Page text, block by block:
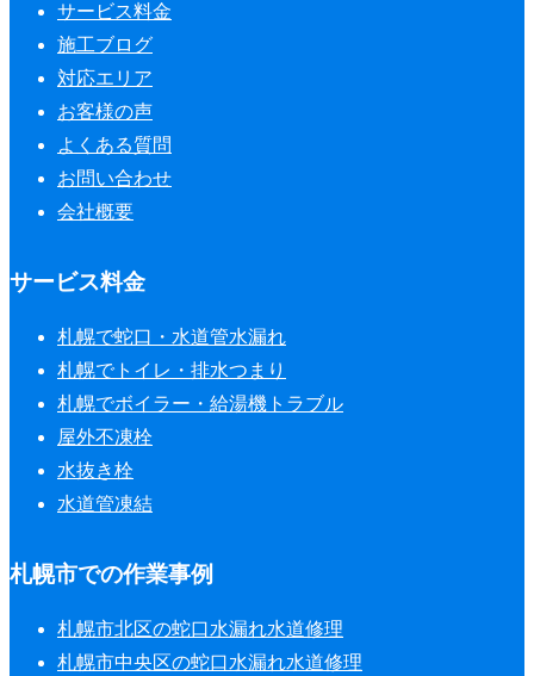
サービス料金
施工ブログ
対応エリア
お客様の声
よくある質問
お問い合わせ
会社概要
サービス料金
札幌で蛇口・水道管水漏れ
札幌でトイレ・排水つまり
札幌でボイラー・給湯機トラブル
屋外不凍栓
水抜き栓
水道管凍結
札幌市での作業事例
札幌市北区の蛇口水漏れ水道修理
札幌市中央区の蛇口水漏れ水道修理